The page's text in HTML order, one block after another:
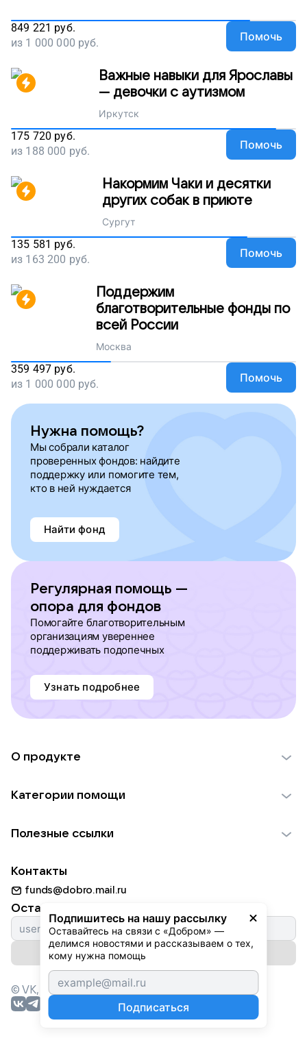
849 221 руб.
из 1 000 000 руб. Помочь
Важные навыки для Ярославы
— девочки с аутизмом
Иркутск
175 720 руб.
из 188 000 руб. Помочь
Накормим Чаки и десятки
других собак в приюте
Сургут
135 581 руб.
из 163 200 руб. Помочь
Поддержим
благотворительные фонды по
всей России
Москва
359 497 руб.
из 1 000 000 руб. Помочь
Нужна помощь?
Мы собрали каталог
проверенных фондов: найдите
поддержку или помогите тем,
кто в ней нуждается
Найти фонд
Регулярная помощь —
опора для фондов
Помогайте благотворительным
организациям увереннее
поддерживать подопечных
Узнать подробнее
Подпишитесь на нашу рассылку
Оставайтесь на связи с «Добром» —
делимся новостями и рассказываем о тех,
кому нужна помощь
Подписаться
О продукте
Использование материалов
Для НКО
Партнерам
Категории помощи
Пожилым
Животным
Природе
Культуре
Фондам
Полезные ссылки
Добрый день
Истории
Автоплатежи
Контакты
funds@dobro.mail.ru
Оставайтесь с нами
Подписаться на рассылку
© VK, 2026г. Все права защищены.